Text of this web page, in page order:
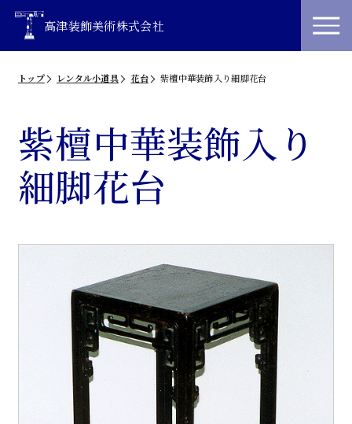
高津装飾美術株式会社
トップ レンタル小道具 花台 紫檀中華装飾入り細脚花台
紫檀中華装飾入り
細脚花台